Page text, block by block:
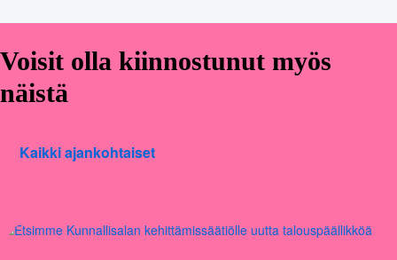
Voisit olla kiinnostunut myös
näistä
Kaikki ajankohtaiset